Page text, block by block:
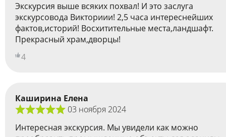
Экскурсия выше всяких похвал! И это заслуга
экскурсовода Викториии! 2,5 часа интереснейших
фактов,историй! Восхитительные места,ландшафт.
Прекрасный храм,дворцы!
4
Каширина Елена
03 ноября 2024
Интересная экскурсия. Мы увидели как можно